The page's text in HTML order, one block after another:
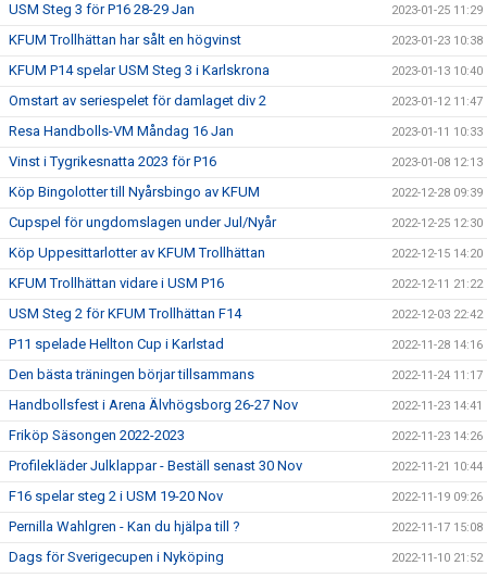
USM Steg 3 för P16 28-29 Jan 2023-01-25 11:29
KFUM Trollhättan har sålt en högvinst 2023-01-23 10:38
KFUM P14 spelar USM Steg 3 i Karlskrona 2023-01-13 10:40
Omstart av seriespelet för damlaget div 2 2023-01-12 11:47
Resa Handbolls-VM Måndag 16 Jan 2023-01-11 10:33
Vinst i Tygrikesnatta 2023 för P16 2023-01-08 12:13
Köp Bingolotter till Nyårsbingo av KFUM 2022-12-28 09:39
Cupspel för ungdomslagen under Jul/Nyår 2022-12-25 12:30
Köp Uppesittarlotter av KFUM Trollhättan 2022-12-15 14:20
KFUM Trollhättan vidare i USM P16 2022-12-11 21:22
USM Steg 2 för KFUM Trollhättan F14 2022-12-03 22:42
P11 spelade Hellton Cup i Karlstad 2022-11-28 14:16
Den bästa träningen börjar tillsammans 2022-11-24 11:17
Handbollsfest i Arena Älvhögsborg 26-27 Nov 2022-11-23 14:41
Friköp Säsongen 2022-2023 2022-11-23 14:26
Profilekläder Julklappar - Beställ senast 30 Nov 2022-11-21 10:44
F16 spelar steg 2 i USM 19-20 Nov 2022-11-19 09:26
Pernilla Wahlgren - Kan du hjälpa till ? 2022-11-17 15:08
Dags för Sverigecupen i Nyköping 2022-11-10 21:52